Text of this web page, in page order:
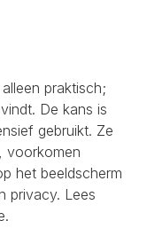
praktisch;
De kans is
gebruikt. Ze
voorkomen
het beeldscherm
privacy. Lees